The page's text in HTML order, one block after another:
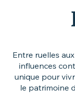
Entre ruelles
influences
unique pour
le patrimoine